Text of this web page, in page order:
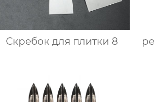
Скребок для плитки 8